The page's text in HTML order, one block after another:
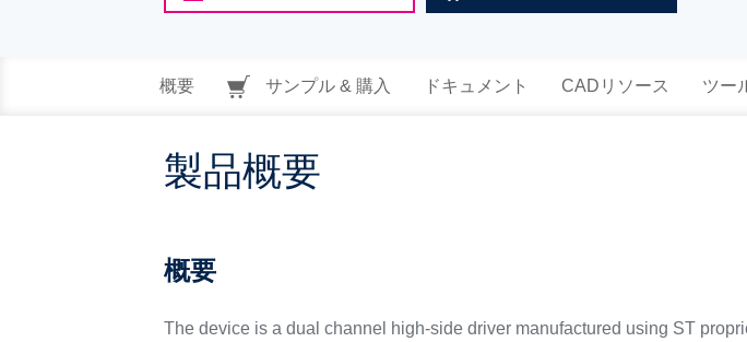
概要 サンプル & 購入 ドキュメント CADリソース ツー
製品概要
概要
The device is a dual channel high-side driver manufactured using ST